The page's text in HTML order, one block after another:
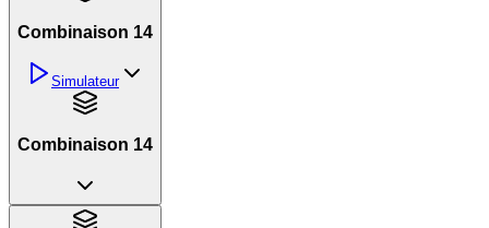
Combinaison 14
Simulateur
Combinaison 14